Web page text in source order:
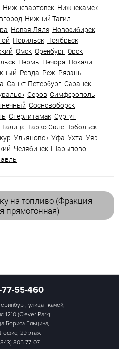
Нижневартовск Нижнекамск
Нижний Тагил
Новая Ляля Новосибирск
Норильск Ноябрьск
Омск Оренбург Орск
Пермь Печора Покачи
Ревда Реж Рязань
Санкт-Петербург Саранск
Серов Симферополь
Сосновоборск
Стерлитамак Сургут
Талица Тарко-Сале Тобольск
Ульяновск Уфа Ухта Уяр
Челябинск Шарыпово
на топливо (Фракция
прямогонная)
55-460
улица Ткачей,
1210 (Clever Park)
Бориса Ельцина,
офис; 29 этаж
305-77-07